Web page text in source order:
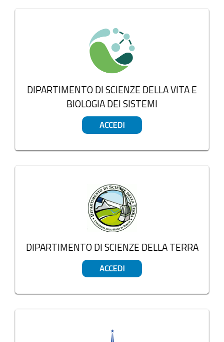
DIPARTIMENTO DI SCIENZE DELLA VITA E
BIOLOGIA DEI SISTEMI
ACCEDI
DIPARTIMENTO DI SCIENZE DELLA TERRA
ACCEDI